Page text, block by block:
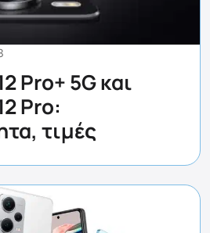
Pro+ 5G και
Pro:
τιμές